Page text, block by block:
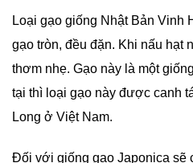
Loại gạo giống Nhật Bản Vinh
gạo tròn, đều đặn. Khi nấu hạt
thơm nhẹ. Gạo này là một
tại thì loại gạo này được canh
Long ở Việt Nam.
Đối với giống gạo Japonica sẽ